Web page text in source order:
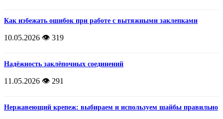
Как избежать ошибок при работе с вытяжными заклепками
10.05.2026 👁️ 319
Надёжность заклёпочных соединений
11.05.2026 👁️ 291
Нержавеющий крепеж: выбираем и используем шайбы правильно